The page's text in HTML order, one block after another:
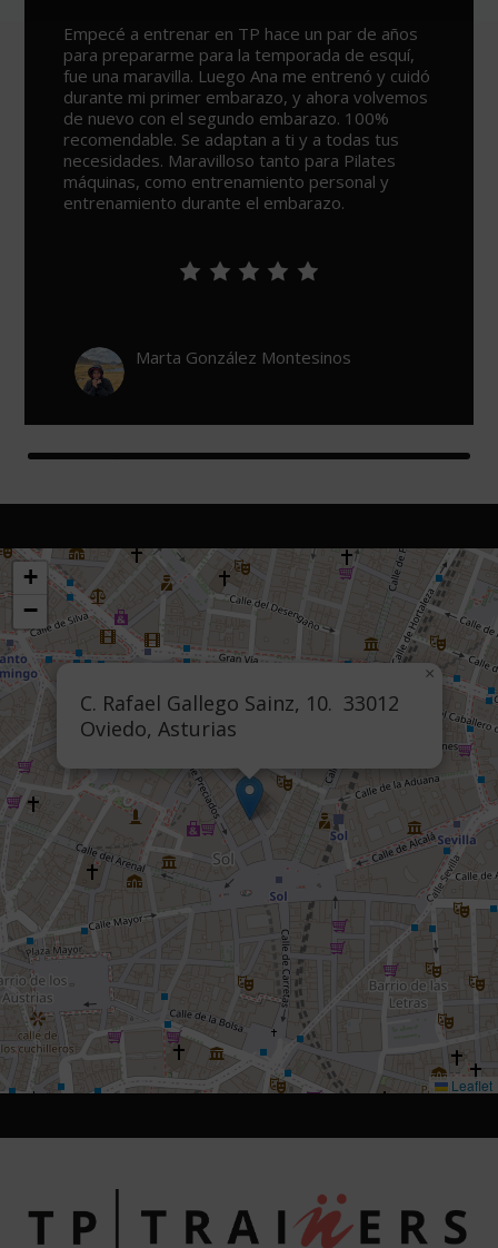
Un sitio espectacular para ejercitarse y ponerse
en forma, con varias opciones para todos los
públicos y lo mejor de todo los profesionales
que te ayudan, en especial Ana por su simpatía y
su saber hacer. Todo un descubrimiento.
León De Urzaiz
C. Rafael Gallego Sainz, 10. 33012
Oviedo, Asturias
×
+
−
Leaflet